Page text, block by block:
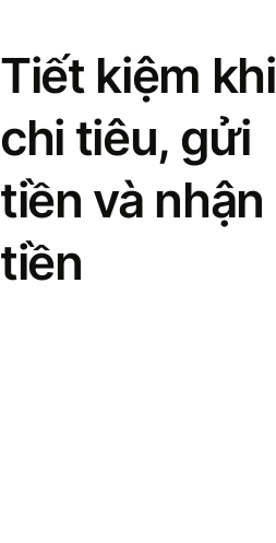
Tiết kiệm khi
chi tiêu, gửi
tiền và nhận
tiền